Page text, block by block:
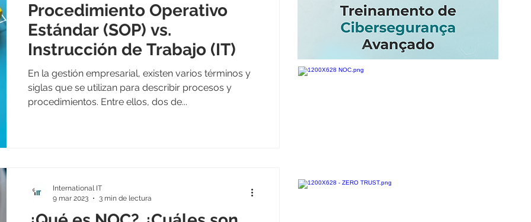
Procedimiento Operativo
Estándar (SOP) vs.
Instrucción de Trabajo (IT)
En la gestión empresarial, existen varios términos y
siglas que se utilizan para describir procesos y
procedimientos. Entre ellos, dos de...
International IT
9 mar 2023
3 min de lectura